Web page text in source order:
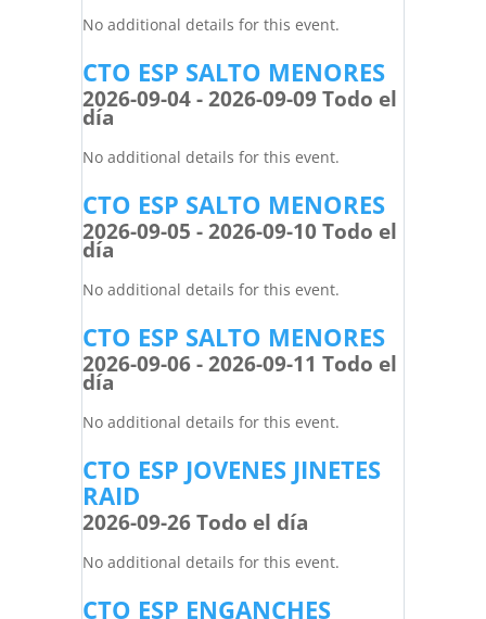
No additional details for this event.
CTO ESP SALTO MENORES
2026-09-04 - 2026-09-09 Todo el
día
No additional details for this event.
CTO ESP SALTO MENORES
2026-09-05 - 2026-09-10 Todo el
día
No additional details for this event.
CTO ESP SALTO MENORES
2026-09-06 - 2026-09-11 Todo el
día
No additional details for this event.
CTO ESP JOVENES JINETES
RAID
2026-09-26 Todo el día
No additional details for this event.
CTO ESP ENGANCHES